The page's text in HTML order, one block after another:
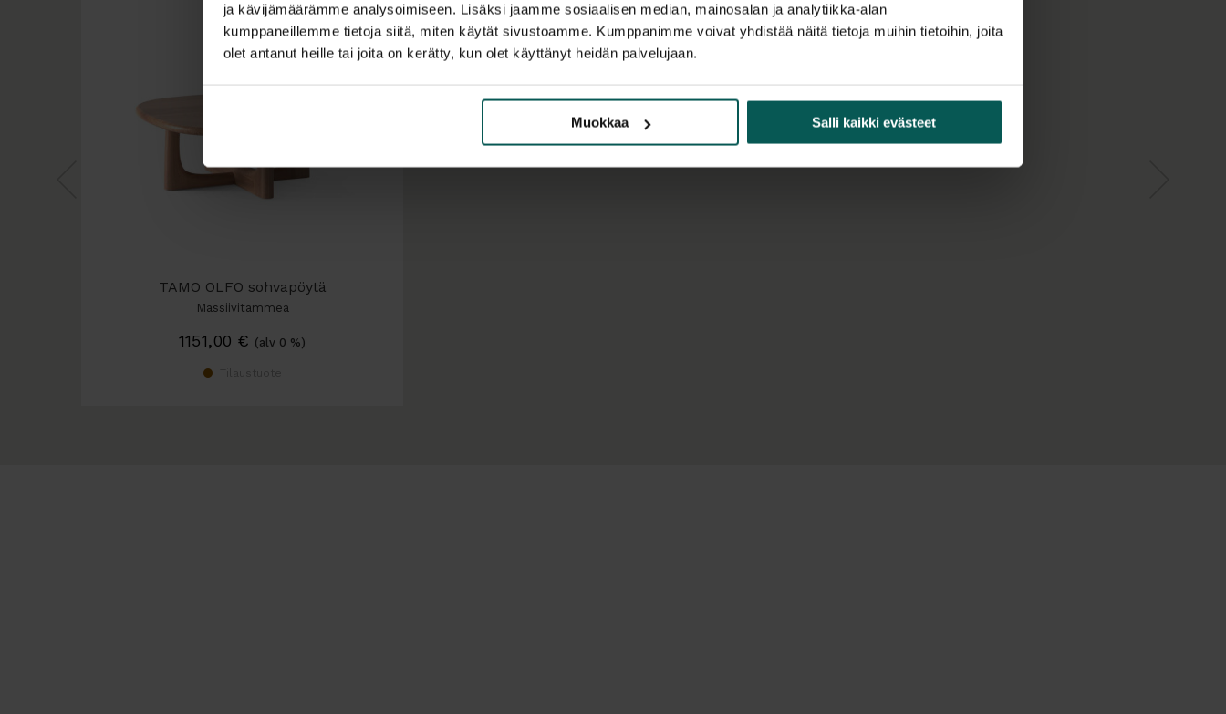
ja kävijämäärämme analysoimiseen. Lisäksi jaamme sosiaalisen median, mainosalan ja analytiikka-alan
kumppaneillemme tietoja siitä, miten käytät sivustoamme. Kumppanimme voivat yhdistää näitä tietoja muihin tietoihin, joita
olet antanut heille tai joita on kerätty, kun olet käyttänyt heidän palvelujaan.
Muokkaa Salli kaikki evästeet
TAMO OLFO sohvapöytä
Massiivitammea
1151,00 € (alv 0 %)